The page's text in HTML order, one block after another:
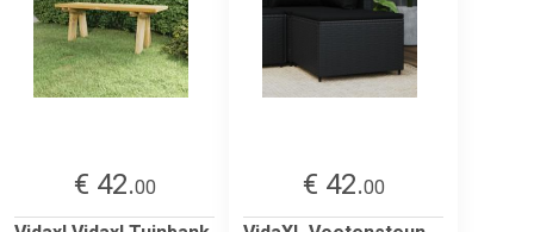
€ 42.00
€ 42.00